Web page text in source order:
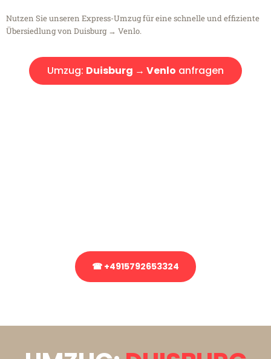
Nutzen Sie unseren Express-Umzug für eine schnelle und effiziente
Übersiedlung von Duisburg → Venlo.
Umzug: Duisburg → Venlo anfragen
☎ +4915792653324